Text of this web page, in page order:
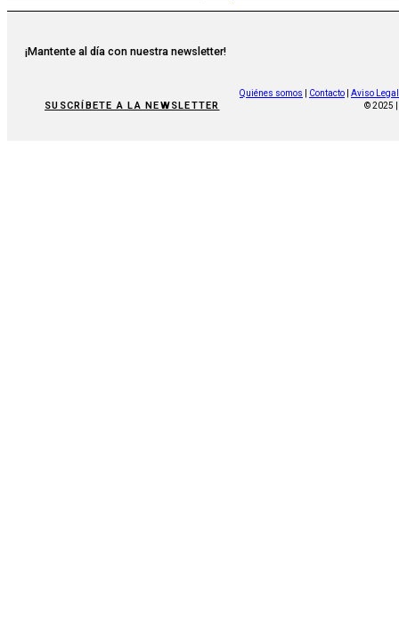
¡Mantente al día con nuestra newsletter!
SUSCRÍBETE A LA NEWSLETTER
Quiénes somos Contacto
Aviso Legal
© 2025